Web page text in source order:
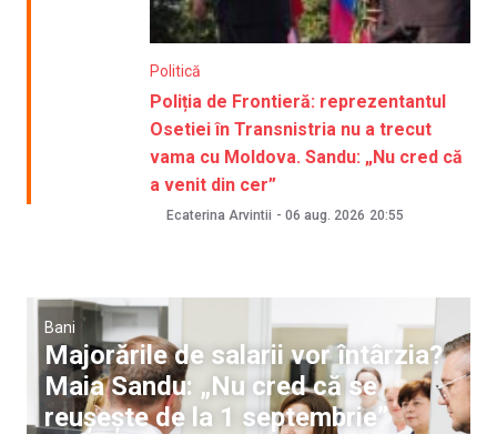
Politică
Poliția de Frontieră: reprezentantul
Osetiei în Transnistria nu a trecut
vama cu Moldova. Sandu: „Nu cred că
a venit din cer”
Ecaterina Arvintii - 06 aug. 2026 20:55
Bani
Majorările de salarii vor întârzia?
Maia Sandu: „Nu cred că se
reușește de la 1 septembrie”